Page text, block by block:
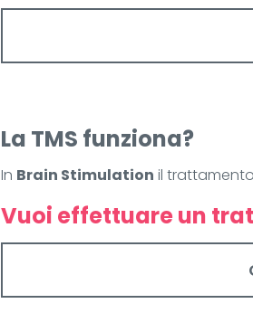
La TMS funziona?
In Brain Stimulation il
Vuoi effettuare un